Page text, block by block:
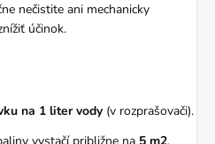
nečistite ani mechanicky
účinok.
na 1 liter vody (v rozprašovači).